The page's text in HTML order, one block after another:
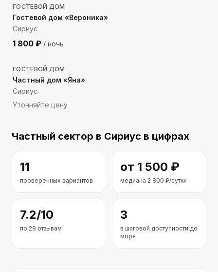
ГОСТЕВОЙ ДОМ
Гостевой дом «Вероника»
Сириус
1 800 ₽ / ночь
620 м до моря
ГОСТЕВОЙ ДОМ
Частный дом «Яна»
Сириус
Уточняйте цену
Частный сектор в Сириус в цифрах
11
проверенных вариантов
от 1 500 ₽
медиана 2 800 ₽/сутки
7.2/10
по 29 отзывам
3
в шаговой доступности до
моря